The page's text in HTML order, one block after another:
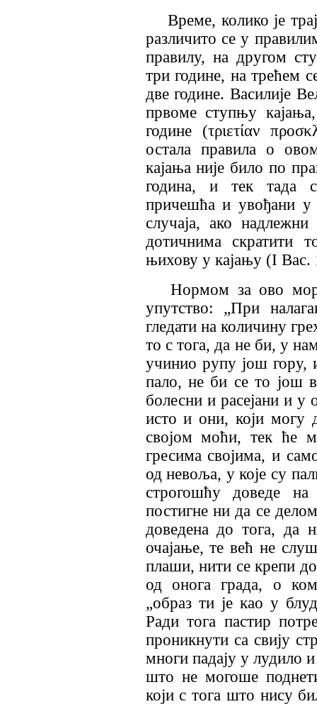
Време, колико је
различито се у
правилу, на другом
три године, на трећем
две године. Василије
првоме ступњу
године (τριετίαν
остала правила о
кајања није било по
година, и тек тада
причешћа и увођани
случаја, ако
дотичнима скратити
њихову у кајању (I Вас.
Нормом за ово
упутство: „При
гледати на количину
то с тога, да не би, у
учинио рупу још гору,
пало, не би се то још
болесни и расејани и у
исто и они, који могу
својом моћи, тек ће
гресима својима, и
од невоља, у које су
строгошћу доведе
постигне ни да се
доведена до тога, да
очајање, те већ не
плаши, нити се крепи
од онога града, о
„образ ти је као у
Ради тога пастир
проникнути са свију
многи падају у лудило и
што не могоше
који с тога што нису